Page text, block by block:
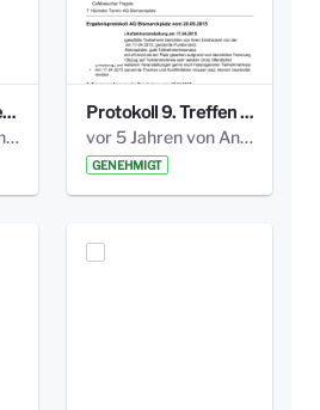
Protokoll 10. Treffen 20150720 AG Bismarckplatz.pdf
vor 5 Jahren von Anni Schlumberger
Protokoll 9. Treffen 20150528 AG Bismarckplatz.pdf
vor 5 Jahren von Anni Schlumberger
GENEHMIGT